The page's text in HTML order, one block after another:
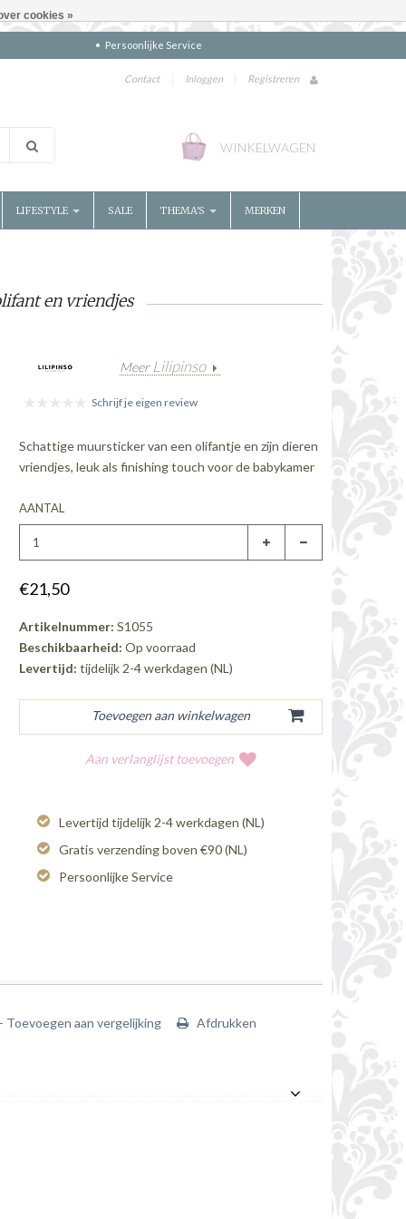
Persoonlijke Service
Contact | Inloggen | Registreren
WINKELWAGEN
LIFESTYLE SALE THEMA'S MERKEN
en vriendjes
Meer Lilipinso
Schrijf je eigen review
Schattige muursticker van een olifantje en zijn dieren
vriendjes, leuk als finishing touch voor de babykamer
AANTAL
€21,50
Artikelnummer: S1055
Beschikbaarheid: Op voorraad
Levertijd: tijdelijk 2-4 werkdagen (NL)
Aan verlanglijst toevoegen
Levertijd tijdelijk 2-4 werkdagen (NL)
Gratis verzending boven €90 (NL)
Persoonlijke Service
Toevoegen aan vergelijking Afdrukken
cookies »